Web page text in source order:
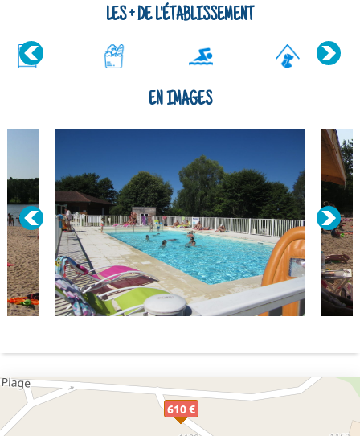
LES + DE L'ÉTABLISSEMENT
EN IMAGES
610 €